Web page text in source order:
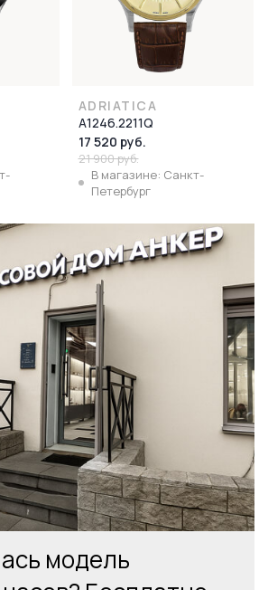
ADRIATICA
A1246.2211Q
17 520 руб.
21 900 руб.
В магазине: Санкт-
Петербург
модель